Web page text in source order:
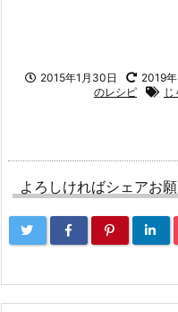
2015年1月30日 2019
のレシピ
じ
よろしければシェアお